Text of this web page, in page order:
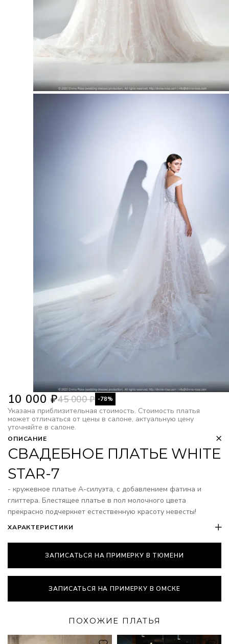
45 000₽
10 000 ₽ -78%
Указана приблизительная стоимость. Стоимость платья
может отличаться от цены в салоне, актуальную цену
уточняйте в салоне.
ОПИСАНИЕ
СВАДЕБНОЕ ПЛАТЬЕ WHITE
STAR-7
- кружевное платье А-силуэта, с добавлением фатина и
глиттера. Блестящее платье в пол молочного цвета
прекрасно подчеркнет естественную красоту невесты!
ХАРАКТЕРИСТИКИ
ЗАПИСАТЬСЯ НА ПРИМЕРКУ В ТЮМЕНИ
ЗАПИСАТЬСЯ НА ПРИМЕРКУ В ОМСКЕ
ПОХОЖИЕ ПЛАТЬЯ